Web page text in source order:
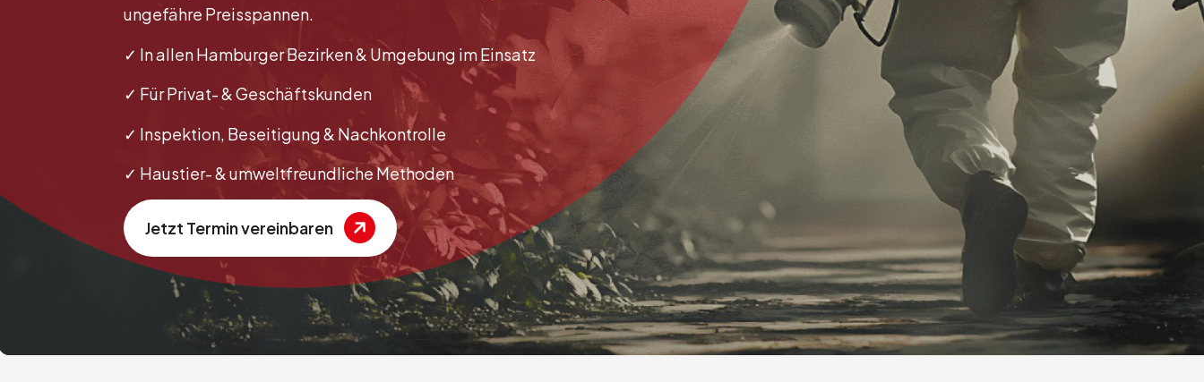
ungefähre Preisspannen.
✓ In allen Hamburger Bezirken & Umgebung im Einsatz
✓ Für Privat- & Geschäftskunden
✓ Inspektion, Beseitigung & Nachkontrolle
✓ Haustier- & umweltfreundliche Methoden
Jetzt Termin vereinbaren